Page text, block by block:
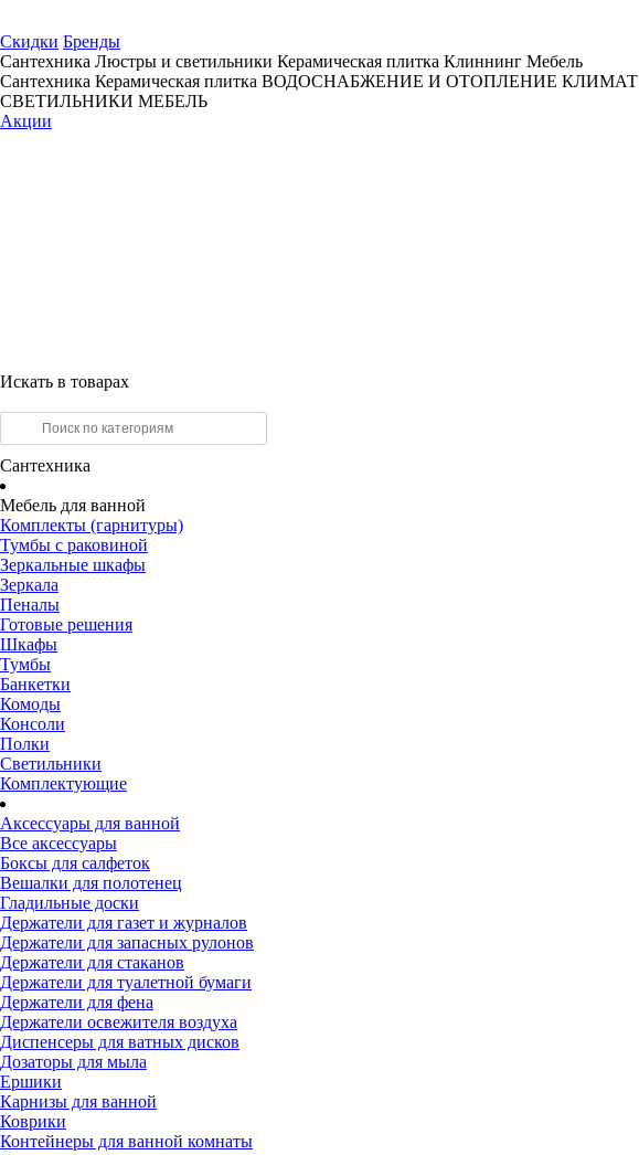
Скидки Бренды
Сантехника Люстры и светильники Керамическая плитка Клиннинг Мебель
Сантехника Керамическая плитка ВОДОСНАБЖЕНИЕ И ОТОПЛЕНИЕ КЛИМАТ
СВЕТИЛЬНИКИ МЕБЕЛЬ
Акции
Искать в товарах
Сантехника
Мебель для ванной
Комплекты (гарнитуры)
Тумбы с раковиной
Зеркальные шкафы
Зеркала
Пеналы
Готовые решения
Шкафы
Тумбы
Банкетки
Комоды
Консоли
Полки
Светильники
Комплектующие
Аксессуары для ванной
Все аксессуары
Боксы для салфеток
Вешалки для полотенец
Гладильные доски
Держатели для газет и журналов
Держатели для запасных рулонов
Держатели для стаканов
Держатели для туалетной бумаги
Держатели для фена
Держатели освежителя воздуха
Диспенсеры для ватных дисков
Дозаторы для мыла
Ершики
Карнизы для ванной
Коврики
Контейнеры для ванной комнаты